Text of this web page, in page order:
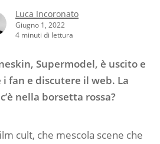
Luca Incoronato
Giugno 1, 2022
4 minuti di lettura
Supermodel, è uscito e
fan e discutere il web. La
nella borsetta rossa?
cult, che mescola scene che